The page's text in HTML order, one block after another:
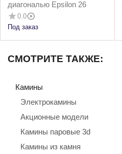
диагональю Epsilon 26
0.0
Под заказ
СМОТРИТЕ ТАКЖЕ:
Камины
Электрокамины
Акционные модели
Камины паровые 3d
Камины из камня